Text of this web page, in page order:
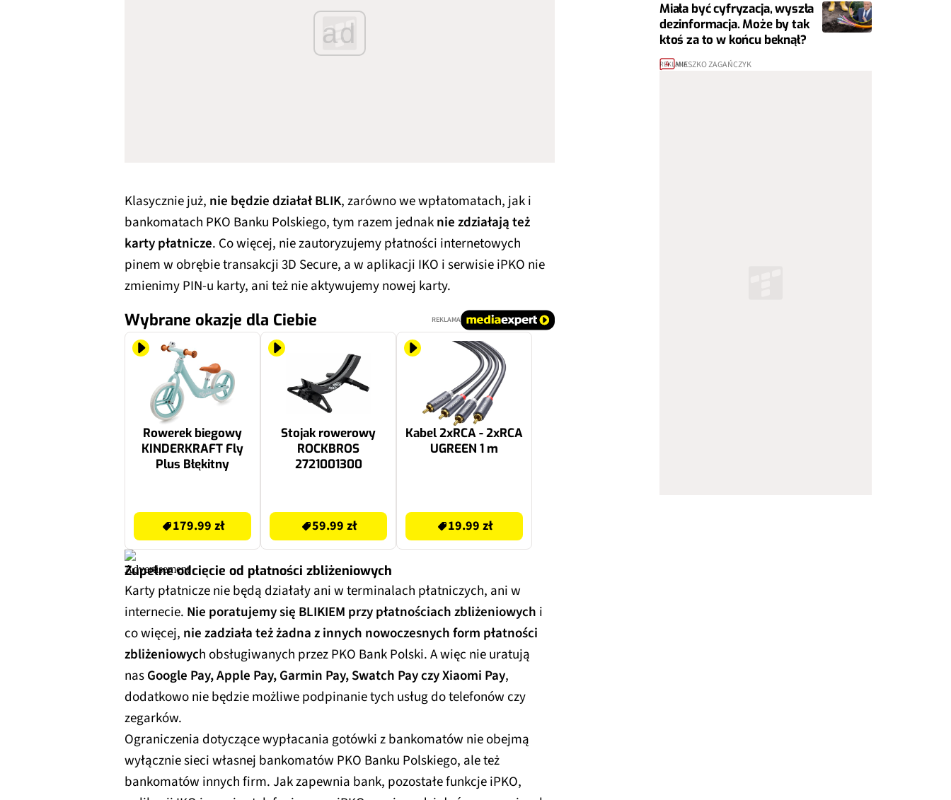
ad
Klasycznie już, nie będzie działał BLIK, zarówno we wpłatomatach, jak i
bankomatach PKO Banku Polskiego, tym razem jednaknie zdziałają też
karty płatnicze. Co więcej, nie zautoryzujemy płatności internetowych
pinem w obrębie transakcji 3D Secure, a w aplikacji IKO i serwisie iPKO nie
zmienimy PIN-u karty, ani też nie aktywujemy nowej karty.
Wybrane okazje dla Ciebie REKLAMA
Rowerek biegowy
KINDERKRAFT Fly
Plus Błękitny
179.99 zł
Stojak rowerowy
ROCKBROS
2721001300
59.99 zł
Kabel 2xRCA - 2xRCA
UGREEN 1 m
19.99 zł
Zupełne odcięcie od płatności zbliżeniowych
Karty płatnicze nie będą działały ani w terminalach płatniczych, ani w
internecie. Nie poratujemy się BLIKIEM przy płatnościach zbliżeniowych i
co więcej, nie zadziała też żadna z innych nowoczesnych form płatności
zbliżeniowych obsługiwanych przez PKO Bank Polski. A więc nie uratują
nasGoogle Pay, Apple Pay, Garmin Pay, Swatch Pay czy Xiaomi Pay,
dodatkowo nie będzie możliwe podpinanie tych usług do telefonów czy
zegarków.
Ograniczenia dotyczące wypłacania gotówki z bankomatów nie obejmą
wyłącznie sieci własnej bankomatów PKO Banku Polskiego, ale też
bankomatów innych firm. Jak zapewnia bank, pozostałe funkcje iPKO,
Miała być cyfryzacja, wyszła
dezinformacja. Może by tak
ktoś za to w końcu beknął?
4 MIESZKO ZAGAŃCZYK